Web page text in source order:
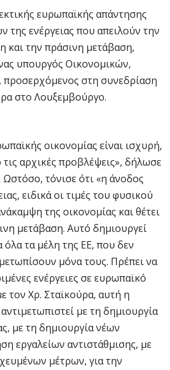
ευρωπαϊκής απάντησης
της ενέργειας που απειλούν την
και την πράσινη μετάβαση,
υπουργός Οικονομικών,
προσερχόμενος στη συνεδρίαση
στο Λουξεμβούργο.
οικονομίας είναι ισχυρή,
αρχικές προβλέψεις», δήλωσε
τόνισε ότι «η άνοδος
ειδικά οι τιμές του φυσικού
της οικονομίας και θέτει
μετάβαση. Αυτό δημιουργεί
όλα τα μέλη της ΕΕ, που δεν
μόνα τους. Πρέπει να
ενέργειες σε ευρωπαϊκό
τον Χρ. Σταϊκούρα, αυτή η
με τη δημιουργία
με τη δημιουργία νέων
εργαλείων αντιστάθμισης, με
μέτρων, για την